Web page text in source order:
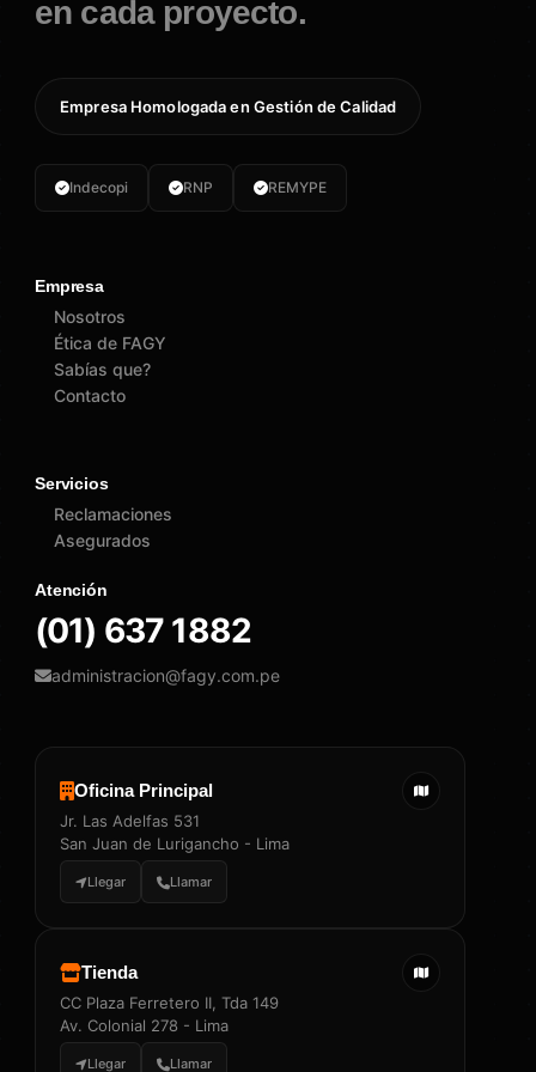
en cada proyecto.
Empresa Homologada en Gestión de Calidad
Indecopi RNP REMYPE
Empresa
Nosotros
Ética de FAGY
Sabías que?
Contacto
Servicios
Reclamaciones
Asegurados
Atención
(01) 637 1882
administracion@fagy.com.pe
Oficina Principal
Jr. Las Adelfas 531
San Juan de Lurigancho - Lima
Llegar Llamar
Tienda
CC Plaza Ferretero II, Tda 149
Av. Colonial 278 - Lima
Llegar Llamar